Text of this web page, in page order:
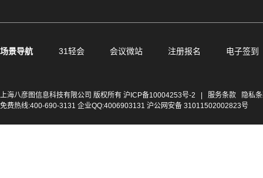
场景导航 31轻会 会议微站 注册报名 电子签到
上海八彦图信息科技有限公司 版权所有 沪ICP备10004253号-2 服务条款
隐私
免费热线:400-690-3131 企业QQ:4006903131 沪公网安备 31011502002823号